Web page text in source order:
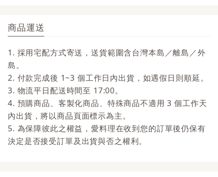
商品運送
1. 採用宅配方式寄送，送貨範圍含台灣本島／離島／外
島。
2. 付款完成後 1~3 個工作日內出貨，如遇假日則順延。
3. 物流平日配送時間至 17:00。
4. 預購商品、客製化商品、特殊商品不適用 3 個工作天
內出貨，將以商品頁面標示為主。
5. 為保障彼此之權益，愛料理在收到您的訂單後仍保有
決定是否接受訂單及出貨與否之權利。